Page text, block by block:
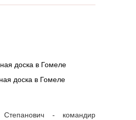
доска в Гомеле
доска в Гомеле
- командир